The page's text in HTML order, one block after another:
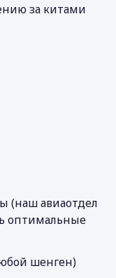
за китами
(наш авиаотдел
оптимальные
шенген)